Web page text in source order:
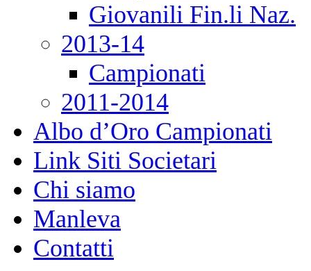
Giovanili Fin.li Naz.
2013-14
Campionati
2011-2014
Albo d’Oro Campionati
Link Siti Societari
Chi siamo
Manleva
Contatti